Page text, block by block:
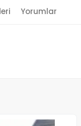
Yorumlar